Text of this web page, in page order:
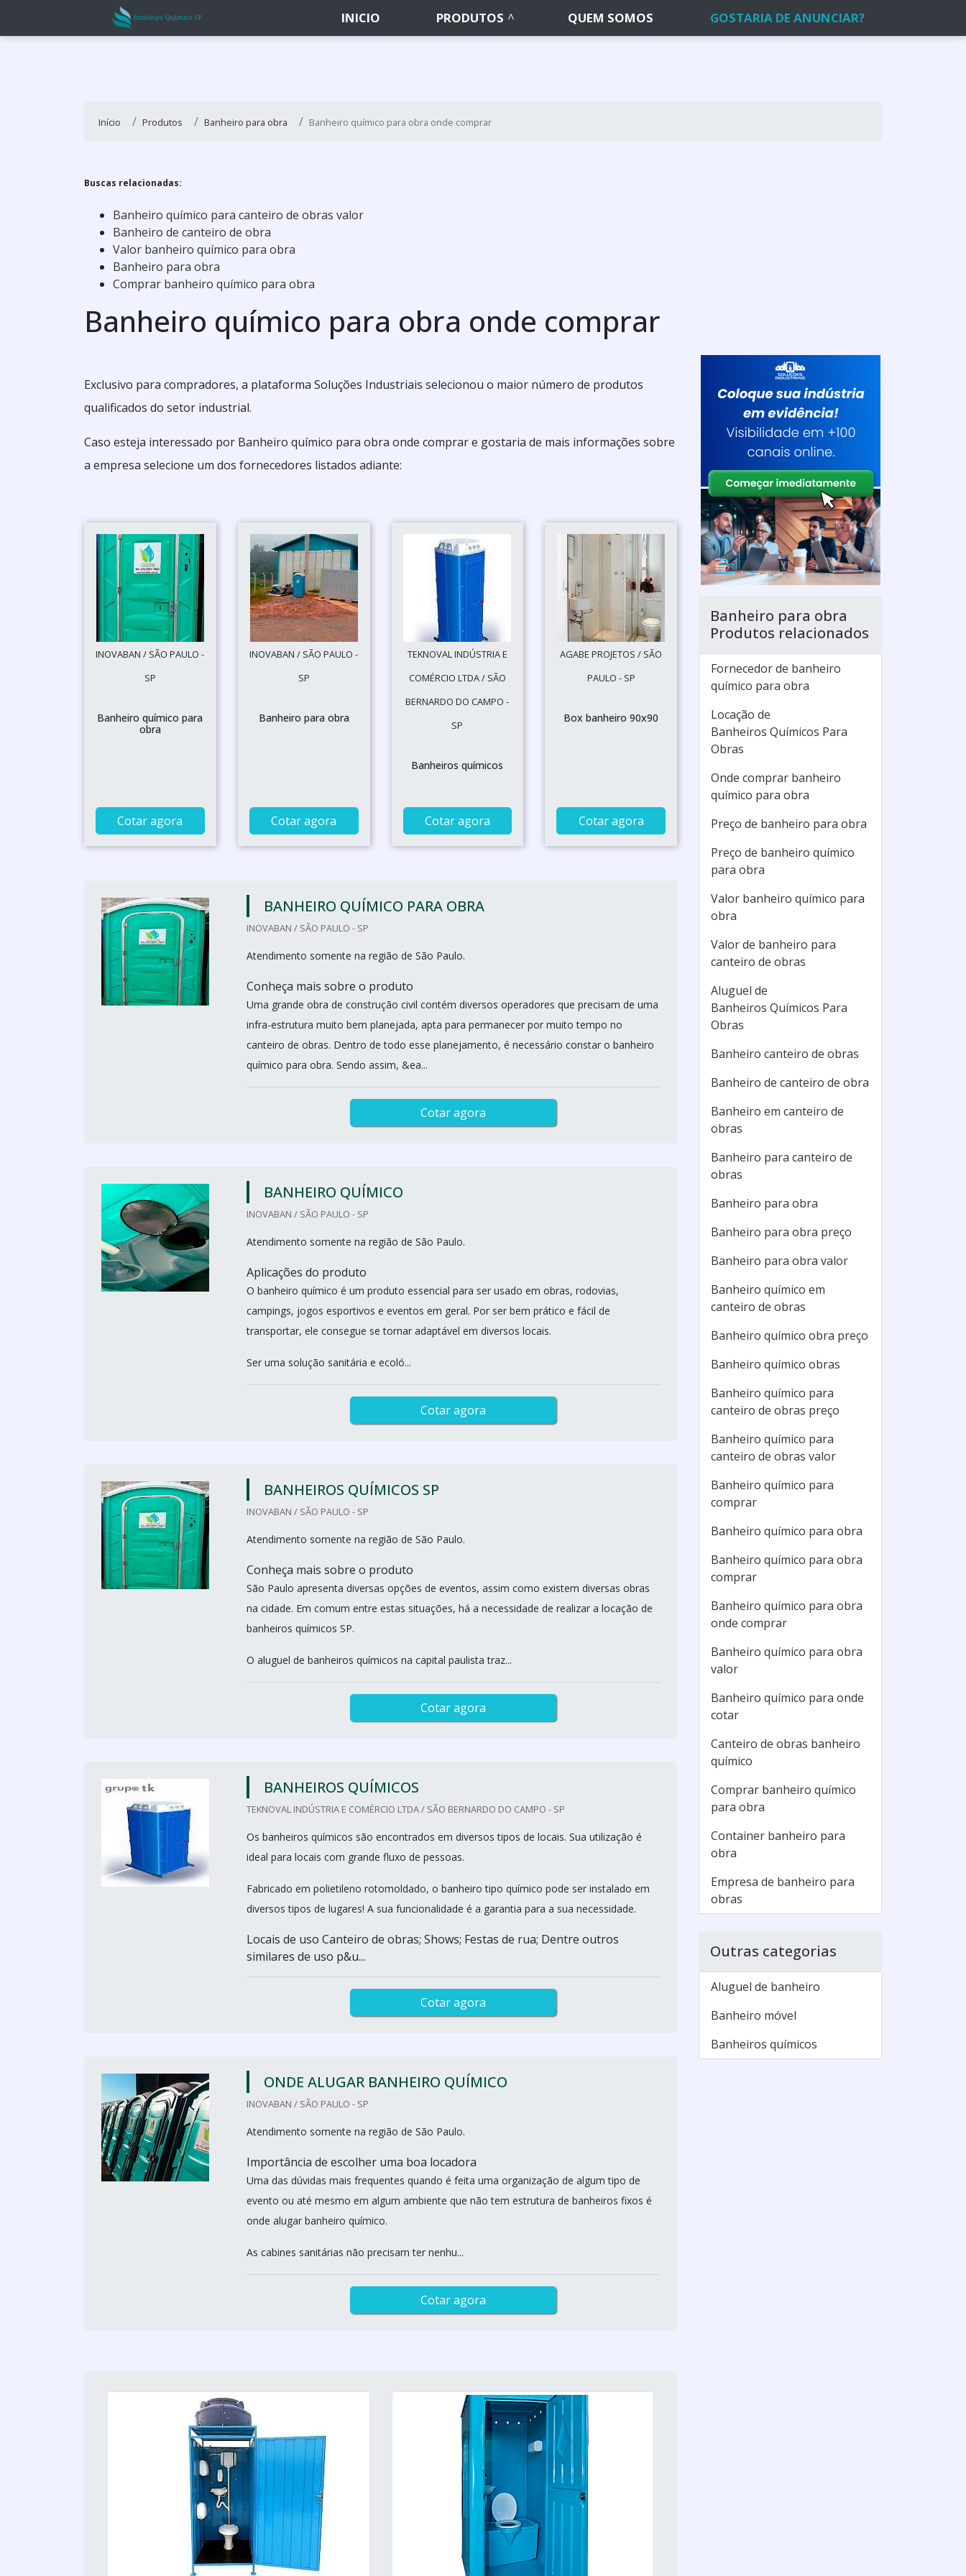
INICIO PRODUTOS QUEM SOMOS GOSTARIA DE ANUNCIAR?
Início Produtos Banheiro para obra Banheiro químico para obra onde comprar
Buscas relacionadas:
Banheiro químico para canteiro de obras valor
Banheiro de canteiro de obra
Valor banheiro químico para obra
Banheiro para obra
Comprar banheiro químico para obra
Banheiro químico para obra onde comprar
Exclusivo para compradores, a plataforma Soluções Industriais selecionou o maior número de produtos
qualificados do setor industrial.
Caso esteja interessado por Banheiro químico para obra onde comprar e gostaria de mais informações sobre
a empresa selecione um dos fornecedores listados adiante:
INOVABAN / SÃO PAULO -
SP
Banheiro químico para
obra
Cotar agora
INOVABAN / SÃO PAULO -
SP
Banheiro para obra
Cotar agora
TEKNOVAL INDÚSTRIA E
COMÉRCIO LTDA / SÃO
BERNARDO DO CAMPO -
SP
Banheiros químicos
Cotar agora
AGABE PROJETOS / SÃO
PAULO - SP
Box banheiro 90x90
Cotar agora
BANHEIRO QUÍMICO PARA OBRA
INOVABAN / SÃO PAULO - SP
Atendimento somente na região de São Paulo.
Conheça mais sobre o produto
Uma grande obra de construção civil contém diversos operadores que precisam de uma
infra-estrutura muito bem planejada, apta para permanecer por muito tempo no
canteiro de obras. Dentro de todo esse planejamento, é necessário constar o banheiro
químico para obra. Sendo assim, &ea...
Cotar agora
BANHEIRO QUÍMICO
INOVABAN / SÃO PAULO - SP
Atendimento somente na região de São Paulo.
Aplicações do produto
O banheiro químico é um produto essencial para ser usado em obras, rodovias,
campings, jogos esportivos e eventos em geral. Por ser bem prático e fácil de
transportar, ele consegue se tornar adaptável em diversos locais.
Ser uma solução sanitária e ecoló...
Cotar agora
BANHEIROS QUÍMICOS SP
INOVABAN / SÃO PAULO - SP
Atendimento somente na região de São Paulo.
Conheça mais sobre o produto
São Paulo apresenta diversas opções de eventos, assim como existem diversas obras
na cidade. Em comum entre estas situações, há a necessidade de realizar a locação de
banheiros químicos SP.
O aluguel de banheiros químicos na capital paulista traz...
Cotar agora
BANHEIROS QUÍMICOS
TEKNOVAL INDÚSTRIA E COMÉRCIO LTDA / SÃO BERNARDO DO CAMPO - SP
Os banheiros químicos são encontrados em diversos tipos de locais. Sua utilização é
ideal para locais com grande fluxo de pessoas.
Fabricado em polietileno rotomoldado, o banheiro tipo químico pode ser instalado em
diversos tipos de lugares! A sua funcionalidade é a garantia para a sua necessidade.
Locais de uso Canteiro de obras; Shows; Festas de rua; Dentre outros
similares de uso p&u...
Cotar agora
ONDE ALUGAR BANHEIRO QUÍMICO
INOVABAN / SÃO PAULO - SP
Atendimento somente na região de São Paulo.
Importância de escolher uma boa locadora
Uma das dúvidas mais frequentes quando é feita uma organização de algum tipo de
evento ou até mesmo em algum ambiente que não tem estrutura de banheiros fixos é
onde alugar banheiro químico.
As cabines sanitárias não precisam ter nenhu...
Cotar agora
Banheiro para obra
Produtos relacionados
Fornecedor de banheiro
químico para obra
Locação de
Banheiros Químicos Para
Obras
Onde comprar banheiro
químico para obra
Preço de banheiro para obra
Preço de banheiro químico
para obra
Valor banheiro químico para
obra
Valor de banheiro para
canteiro de obras
Aluguel de
Banheiros Químicos Para
Obras
Banheiro canteiro de obras
Banheiro de canteiro de obra
Banheiro em canteiro de
obras
Banheiro para canteiro de
obras
Banheiro para obra
Banheiro para obra preço
Banheiro para obra valor
Banheiro químico em
canteiro de obras
Banheiro químico obra preço
Banheiro químico obras
Banheiro químico para
canteiro de obras preço
Banheiro químico para
canteiro de obras valor
Banheiro químico para
comprar
Banheiro químico para obra
Banheiro químico para obra
comprar
Banheiro químico para obra
onde comprar
Banheiro químico para obra
valor
Banheiro químico para onde
cotar
Canteiro de obras banheiro
químico
Comprar banheiro químico
para obra
Container banheiro para
obra
Empresa de banheiro para
obras
Outras categorias
Aluguel de banheiro
Banheiro móvel
Banheiros químicos